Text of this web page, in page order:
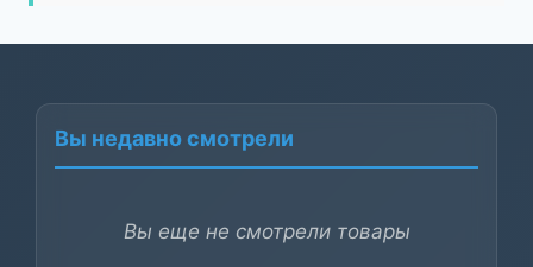
Вы недавно смотрели
Вы еще не смотрели товары